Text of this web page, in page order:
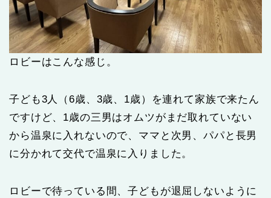
ロビーはこんな感じ。
子ども3人（6歳、3歳、1歳）を連れて家族で来たん
ですけど、1歳の三男はオムツがまだ取れていない
から温泉に入れないので、ママと次男、パパと長男
に分かれて交代で温泉に入りました。
ロビーで待っている間、子どもが退屈しないように